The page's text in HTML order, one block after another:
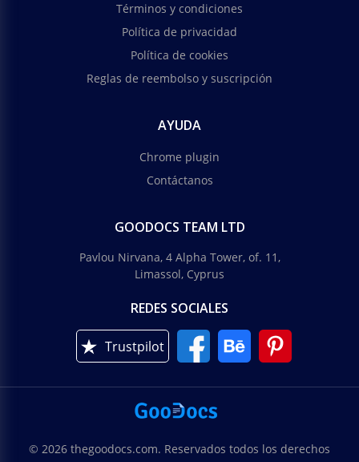
Términos y condiciones
Política de privacidad
Política de cookies
Reglas de reembolso y suscripción
AYUDA
Chrome plugin
Contáctanos
GOODOCS TEAM LTD
Pavlou Nirvana, 4 Alpha Tower, of. 11,
Limassol, Cyprus
REDES SOCIALES
Trustpilot
© 2026 thegoodocs.com. Reservados todos los derechos